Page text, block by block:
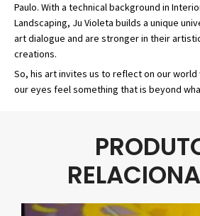
Paulo. With a technical background in
Landscaping, Ju Violeta builds a unique
art dialogue and are stronger in their
creations.
So, his art invites us to reflect on our
our eyes feel something that is beyond